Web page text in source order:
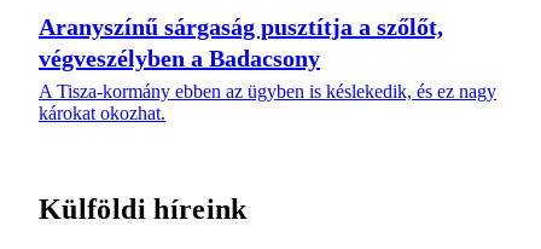
Aranyszínű sárgaság pusztítja a szőlőt,
végveszélyben a Badacsony
A Tisza-kormány ebben az ügyben is késlekedik, és ez nagy
károkat okozhat.
Külföldi híreink